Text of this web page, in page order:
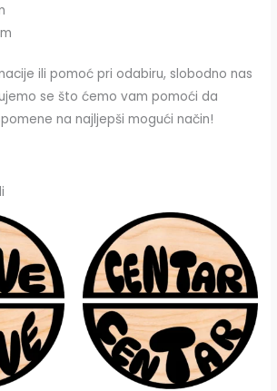
ili pomoć pri odabiru, slobodno nas
se što ćemo vam pomoći da
na najljepši mogući način!